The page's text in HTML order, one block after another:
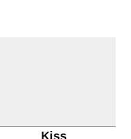
Kiss